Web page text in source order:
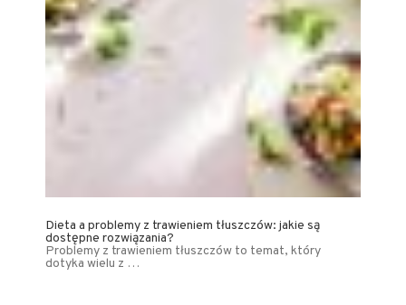
Dieta a problemy z trawieniem tłuszczów: jakie są
dostępne rozwiązania?
Problemy z trawieniem tłuszczów to temat, który
dotyka wielu z …